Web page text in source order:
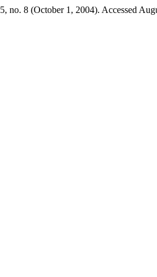
5, no. 8 (October 1, 2004). Accessed